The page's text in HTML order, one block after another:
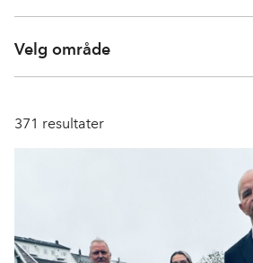
Velg område
371 resultater